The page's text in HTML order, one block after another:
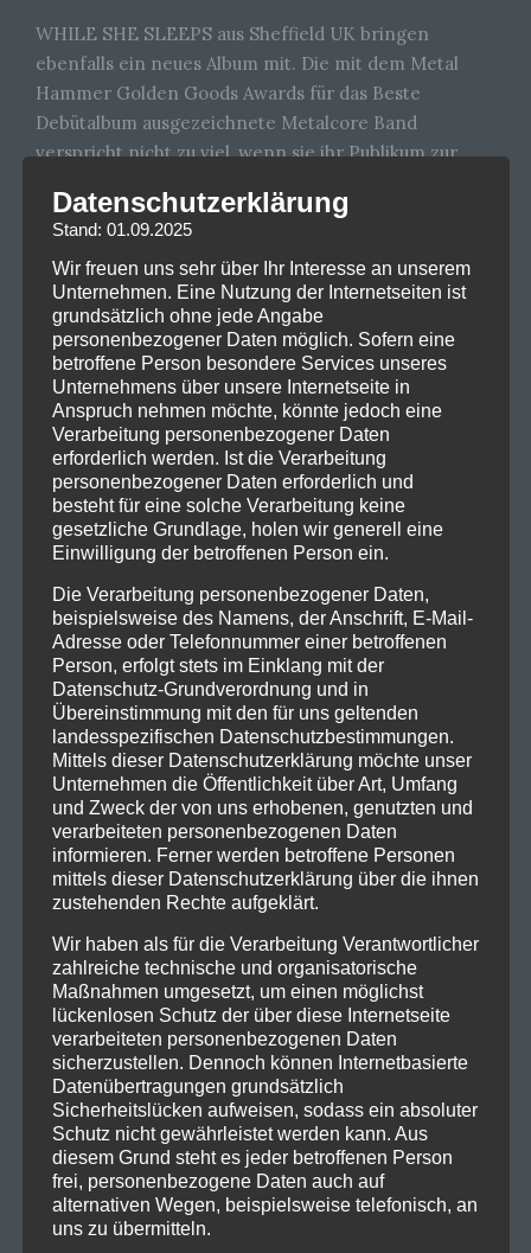
WHILE SHE SLEEPS aus Sheffield UK bringen
ebenfalls ein neues Album mit. Die mit dem Metal
Hammer Golden Goods Awards für das Beste
Debütalbum ausgezeichnete Metalcore Band
verspricht nicht zu viel, wenn sie ihr Publikum zur
Indie-Rock vom Allerfeinsten bringen die Briten
GENDER ROLES an die Eiswiese.
Samstag beehren dann die LEONIDEN aus Kiel eine
der Bühnen des Taubertal Festivals.
Foto: Matthias Kimpel // www.matthiask.net
2012 spielten FIDDLERS GREEN mit ihrem Irish
Speedfolk das letzte Mal im Tal auf. Klar, dass sich die
Jungs aus Erlangen um Ralf Albi Albers das 25-jährige
Jubiläum nicht entgehen lassen.
Aus Los Angeles bringen FLOGGING MOLLY Folk-
Punk-Rock mit unheimlicher Atmosphäre und
einzigartigem Flair mit. Die Band um Dave King ist ab
Juni 2020 auf Europatour und kommt glücklicherweise
am Taubertal Festival Sonntag nach Rothenburg.
Jason Butler mit FEVER 333 kommt ebenfalls am
Sonntag an die Eiswiese und wird mit Songs aus
ihrem aktuellen Album „Strength in Nrumb333rs“ den
Festivalbesuchern mit Rockmusik kräftig einheizen.
CLUTCH waren 2016 das letzte Mal auf dem
Taubertal Festival und lassen sich das 25-jährige auch
Datenschutzerklärung
Stand: 01.09.2025
Wir freuen uns sehr über Ihr Interesse an unserem
Unternehmen. Eine Nutzung der Internetseiten ist
grundsätzlich ohne jede Angabe
personenbezogener Daten möglich. Sofern eine
betroffene Person besondere Services unseres
Unternehmens über unsere Internetseite in
Anspruch nehmen möchte, könnte jedoch eine
Verarbeitung personenbezogener Daten
erforderlich werden. Ist die Verarbeitung
personenbezogener Daten erforderlich und
besteht für eine solche Verarbeitung keine
gesetzliche Grundlage, holen wir generell eine
Einwilligung der betroffenen Person ein.
Die Verarbeitung personenbezogener Daten,
beispielsweise des Namens, der Anschrift, E-Mail-
Adresse oder Telefonnummer einer betroffenen
Person, erfolgt stets im Einklang mit der
Datenschutz-Grundverordnung und in
Übereinstimmung mit den für uns geltenden
landesspezifischen Datenschutzbestimmungen.
Mittels dieser Datenschutzerklärung möchte unser
Unternehmen die Öffentlichkeit über Art, Umfang
und Zweck der von uns erhobenen, genutzten und
verarbeiteten personenbezogenen Daten
informieren. Ferner werden betroffene Personen
mittels dieser Datenschutzerklärung über die ihnen
zustehenden Rechte aufgeklärt.
Wir haben als für die Verarbeitung Verantwortlicher
zahlreiche technische und organisatorische
Maßnahmen umgesetzt, um einen möglichst
lückenlosen Schutz der über diese Internetseite
verarbeiteten personenbezogenen Daten
sicherzustellen. Dennoch können Internetbasierte
Datenübertragungen grundsätzlich
Sicherheitslücken aufweisen, sodass ein absoluter
Schutz nicht gewährleistet werden kann. Aus
diesem Grund steht es jeder betroffenen Person
frei, personenbezogene Daten auch auf
alternativen Wegen, beispielsweise telefonisch, an
uns zu übermitteln.